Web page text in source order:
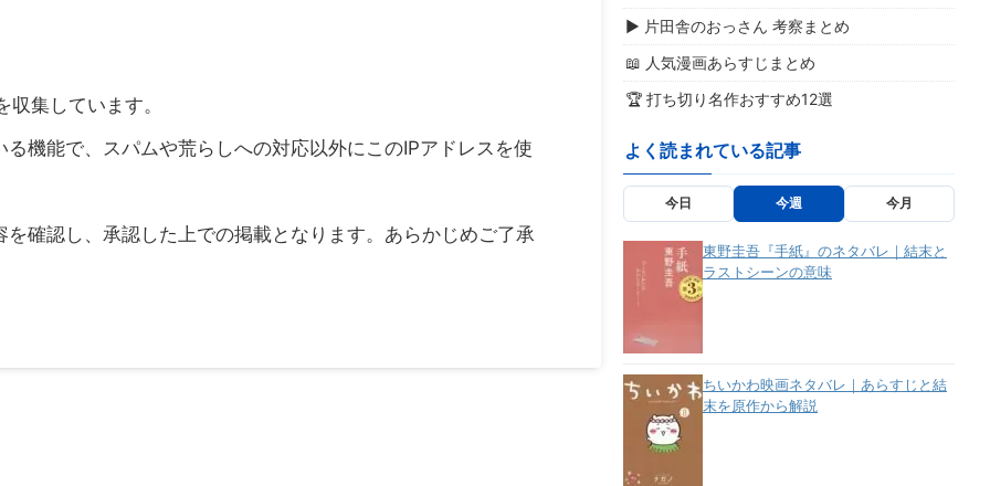
集しています。
機能で、スパムや荒らしへの対応以外にこのIPアドレスを使
確認し、承認した上での掲載となります。あらかじめご了承
▶ 片田舎のおっさん 考察まとめ
📖 人気漫画あらすじまとめ
🏆 打ち切り名作おすすめ12選
よく読まれている記事
今日 今週 今月
東野圭吾『手紙』のネタバレ｜結末と
ラストシーンの意味
ちいかわ映画ネタバレ｜あらすじと結
末を原作から解説